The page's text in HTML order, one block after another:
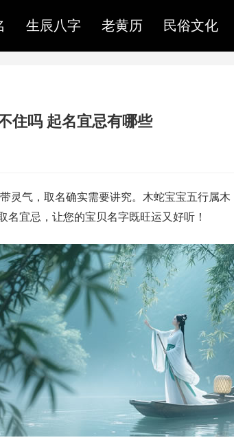
生辰八字 老黄历 民俗文化
住吗 起名宜忌有哪些
灵气，取名确实需要讲究。木蛇宝宝五行属
名宜忌，让您的宝贝名字既旺运又好听！